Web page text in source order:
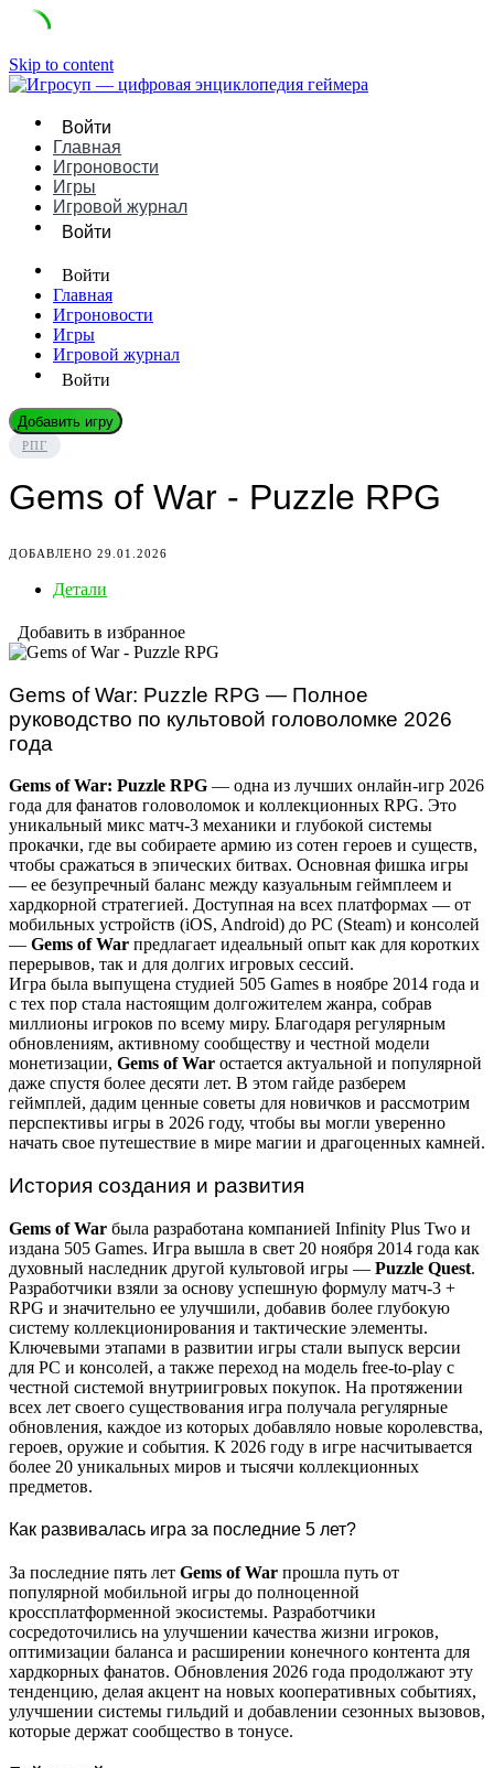
Skip to content
Войти
Главная
Игроновости
Игры
Игровой журнал
Войти
Войти
Главная
Игроновости
Игры
Игровой журнал
Войти
Добавить игру
РПГ
Gems of War - Puzzle RPG
ДОБАВЛЕНО 29.01.2026
Детали
Добавить в избранное
Gems of War: Puzzle RPG — Полное
руководство по культовой головоломке 2026
года
Gems of War: Puzzle RPG — одна из лучших онлайн-игр 2026
года для фанатов головоломок и коллекционных RPG. Это
уникальный микс матч-3 механики и глубокой системы
прокачки, где вы собираете армию из сотен героев и существ,
чтобы сражаться в эпических битвах. Основная фишка игры
— ее безупречный баланс между казуальным геймплеем и
хардкорной стратегией. Доступная на всех платформах — от
мобильных устройств (iOS, Android) до PC (Steam) и консолей
— Gems of War предлагает идеальный опыт как для коротких
перерывов, так и для долгих игровых сессий.
Игра была выпущена студией 505 Games в ноябре 2014 года и
с тех пор стала настоящим долгожителем жанра, собрав
миллионы игроков по всему миру. Благодаря регулярным
обновлениям, активному сообществу и честной модели
монетизации, Gems of War остается актуальной и популярной
даже спустя более десяти лет. В этом гайде разберем
геймплей, дадим ценные советы для новичков и рассмотрим
перспективы игры в 2026 году, чтобы вы могли уверенно
начать свое путешествие в мире магии и драгоценных камней.
История создания и развития
Gems of War была разработана компанией Infinity Plus Two и
издана 505 Games. Игра вышла в свет 20 ноября 2014 года как
духовный наследник другой культовой игры — Puzzle Quest.
Разработчики взяли за основу успешную формулу матч-3 +
RPG и значительно ее улучшили, добавив более глубокую
систему коллекционирования и тактические элементы.
Ключевыми этапами в развитии игры стали выпуск версии
для PC и консолей, а также переход на модель free-to-play с
честной системой внутриигровых покупок. На протяжении
всех лет своего существования игра получала регулярные
обновления, каждое из которых добавляло новые королевства,
героев, оружие и события. К 2026 году в игре насчитывается
более 20 уникальных миров и тысячи коллекционных
предметов.
Как развивалась игра за последние 5 лет?
За последние пять лет Gems of War прошла путь от
популярной мобильной игры до полноценной
кроссплатформенной экосистемы. Разработчики
сосредоточились на улучшении качества жизни игроков,
оптимизации баланса и расширении конечного контента для
хардкорных фанатов. Обновления 2026 года продолжают эту
тенденцию, делая акцент на новых кооперативных событиях,
улучшении системы гильдий и добавлении сезонных вызовов,
которые держат сообщество в тонусе.